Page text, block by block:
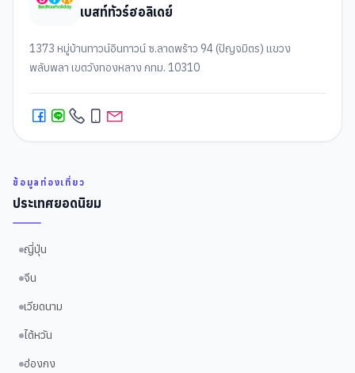
เบสท์ทัวร์ฮอลิเดย์
1373 หมู่บ้านทาวน์อินทาวน์ ซ.ลาดพร้าว 94 (ปัญจมิตร) แขวง
พลับพลา เขตวังทองหลาง กทม. 10310
ข้อมูลท่องเที่ยว
ประเทศยอดนิยม
ญี่ปุ่น
จีน
เวียดนาม
ไต้หวัน
ฮ่องกง